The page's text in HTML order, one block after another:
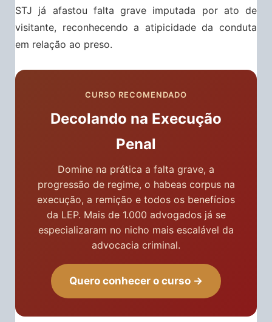
STJ já afastou falta grave imputada por ato de
visitante, reconhecendo a atipicidade da conduta
em relação ao preso.
CURSO RECOMENDADO
Decolando na Execução
Penal
Domine na prática a falta grave, a
progressão de regime, o habeas corpus na
execução, a remição e todos os benefícios
da LEP. Mais de 1.000 advogados já se
especializaram no nicho mais escalável da
advocacia criminal.
Quero conhecer o curso →